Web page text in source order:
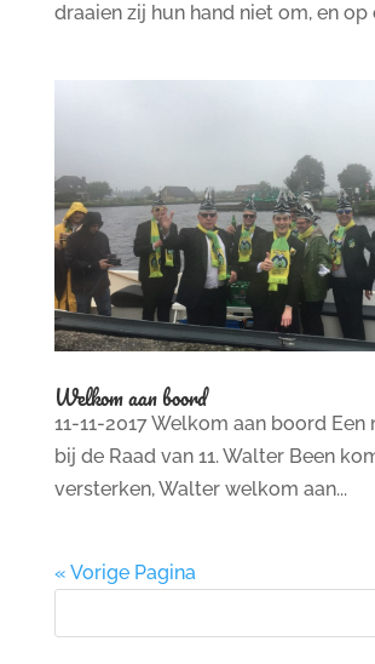
draaien zij hun hand niet om, en op
Welkom aan boord
11-11-2017 Welkom aan boord
bij de Raad van 11. Walter Been
versterken, Walter welkom aan...
« Vorige Pagina